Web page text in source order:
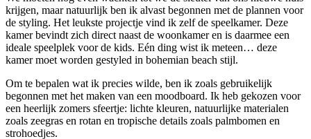
krijgen, maar natuurlijk ben ik alvast begonnen met de plannen voor
de styling. Het leukste projectje vind ik zelf de speelkamer. Deze
kamer bevindt zich direct naast de woonkamer en is daarmee een
ideale speelplek voor de kids. Eén ding wist ik meteen… deze
kamer moet worden gestyled in bohemian beach stijl.
Om te bepalen wat ik precies wilde, ben ik zoals gebruikelijk
begonnen met het maken van een moodboard. Ik heb gekozen voor
een heerlijk zomers sfeertje: lichte kleuren, natuurlijke materialen
zoals zeegras en rotan en tropische details zoals palmbomen en
strohoedjes.